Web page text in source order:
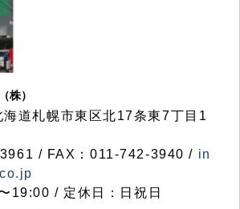
株）
道札幌市東区北17条東7丁目1
/ FAX：011-742-3940 / in
19:00 / 定休日：日祝日